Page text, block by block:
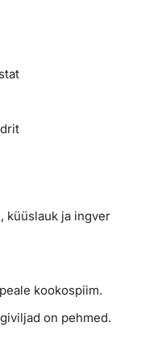
küüslauk ja ingver
kookospiim.
on pehmed.